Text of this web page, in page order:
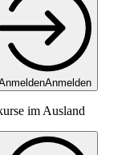
Anmelden
im Ausland